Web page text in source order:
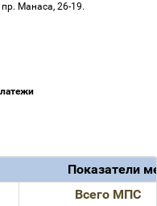
Манаса, 26-19.
Показатели
Всего МПС